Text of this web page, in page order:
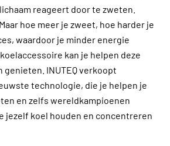
reageert door te zweten.
hoe meer je zweet, hoe harder je
waardoor je minder energie
kan je helpen deze
INUTEQ verkoopt
technologie, die je helpen je
en zelfs wereldkampioenen
jezelf koel houden en concentreren